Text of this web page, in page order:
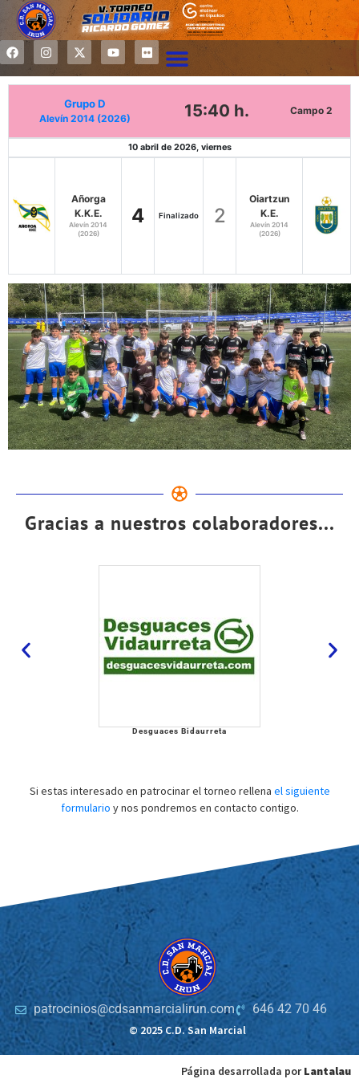
Grupo D
Alevín 2014 (2026) 15:40 h. Campo 2
10 abril de 2026, viernes
Añorga
K.K.E.
Alevín 2014
(2026)
4 Finalizado 2
Oiartzun
K.E.
Alevín 2014
(2026)
Gracias a nuestros colaboradores...
Desguaces Bidaurreta
Si estas interesado en patrocinar el torneo rellena el siguiente
formulario y nos pondremos en contacto contigo.
patrocinios@cdsanmarcialirun.com
646 42 70 46
© 2025 C.D. San Marcial
Página desarrollada porLantalau